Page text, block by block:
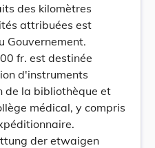
des kilomètres
attribuées est
Gouvernement.
fr. est destinée
d'instruments
de la bibliothèque et
médical, y compris
der etwaigen